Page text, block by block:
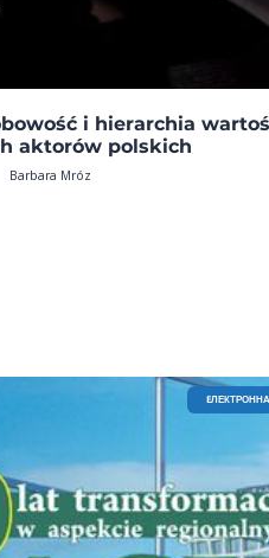
i hierarchia
aktorów polskich
Barbara Mróz